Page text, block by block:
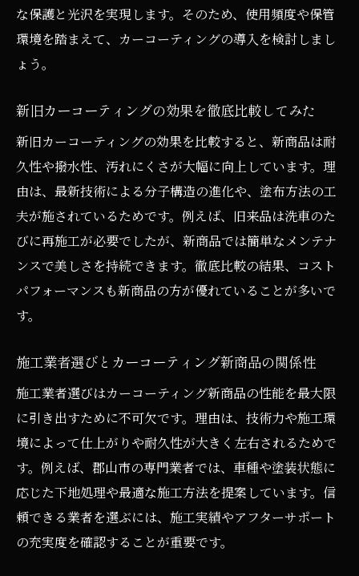
な保護と光沢を実現します。そのため、使用頻度や保管
環境を踏まえて、カーコーティングの導入を検討しまし
ょう。
新旧カーコーティングの効果を徹底比較してみた
新旧カーコーティングの効果を比較すると、新商品は耐
久性や撥水性、汚れにくさが大幅に向上しています。理
由は、最新技術による分子構造の進化や、塗布方法の工
夫が施されているためです。例えば、旧来品は洗車のた
びに再施工が必要でしたが、新商品では簡単なメンテナ
ンスで美しさを持続できます。徹底比較の結果、コスト
パフォーマンスも新商品の方が優れていることが多いで
す。
施工業者選びとカーコーティング新商品の関係性
施工業者選びはカーコーティング新商品の性能を最大限
に引き出すために不可欠です。理由は、技術力や施工環
境によって仕上がりや耐久性が大きく左右されるためで
す。例えば、郡山市の専門業者では、車種や塗装状態に
応じた下地処理や最適な施工方法を提案しています。信
頼できる業者を選ぶには、施工実績やアフターサポート
の充実度を確認することが重要です。